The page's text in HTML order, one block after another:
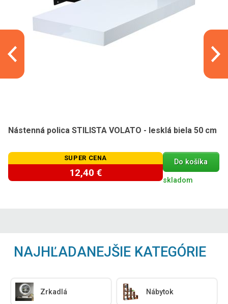
Nástenná polica STILISTA VOLATO - lesklá biela 50 cm
SUPER CENA
12,40 €
Do košíka
skladom
NAJHĽADANEJŠIE KATEGÓRIE
Zrkadlá Nábytok